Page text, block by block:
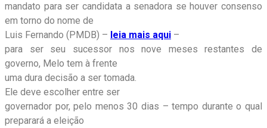
mandato para ser candidata a senadora se houver consenso
em torno do nome de
Luis Fernando (PMDB) – leia mais aqui –
para ser seu sucessor nos nove meses restantes de
governo, Melo tem à frente
uma dura decisão a ser tomada.
Ele deve escolher entre ser
governador por, pelo menos 30 dias – tempo durante o qual
preparará a eleição